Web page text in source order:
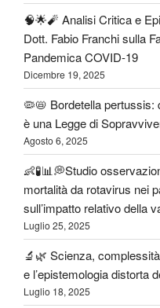
🧠🌟🧨 Analisi Critica e
Dott. Fabio Franchi sulla
Pandemica COVID-19
Dicembre 19, 2025
🦠📛 Bordetella pertussis:
è una Legge di
Agosto 6, 2025
👶🧪📊💭Studio
mortalità da rotavirus nei
sull’impatto relativo della
Luglio 25, 2025
🔬🌿 Scienza,
e l’epistemologia distorta
Luglio 18, 2025